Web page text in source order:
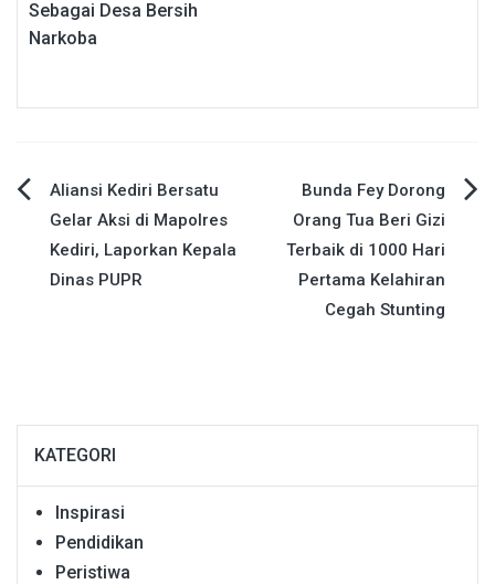
Sebagai Desa Bersih
Narkoba
Navigasi
pos
Aliansi Kediri Bersatu
Gelar Aksi di Mapolres
Kediri, Laporkan Kepala
Dinas PUPR
Bunda Fey Dorong
Orang Tua Beri Gizi
Terbaik di 1000 Hari
Pertama Kelahiran
Cegah Stunting
KATEGORI
Inspirasi
Pendidikan
Peristiwa